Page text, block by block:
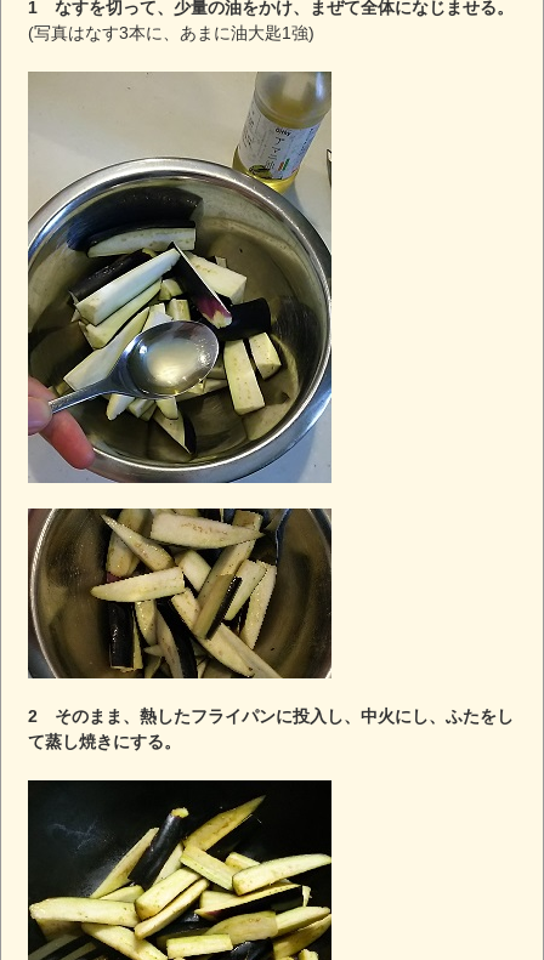
1 なすを切って、少量の油をかけ、まぜて全体になじませる。
(写真はなす3本に、あまに油大匙1強)
2 そのまま、熱したフライパンに投入し、中火にし、ふたをし
て蒸し焼きにする。